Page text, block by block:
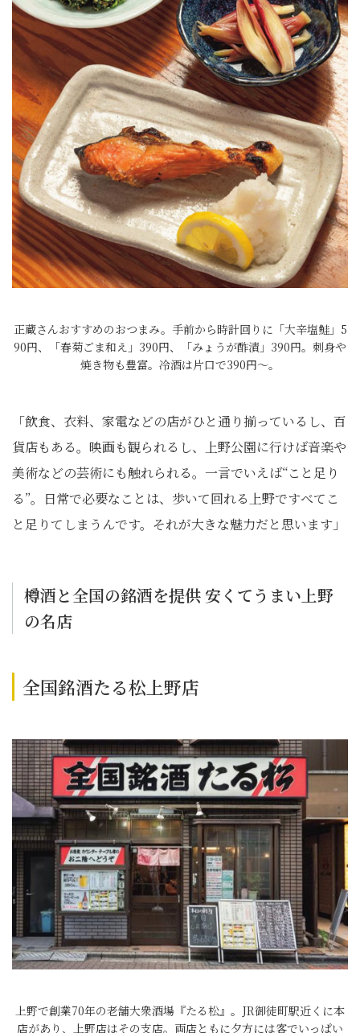
正蔵さんおすすめのおつまみ。手前から時計回りに「大辛塩鮭」5
90円、「春菊ごま和え」390円、「みょうが酢漬」390円。刺身や
焼き物も豊富。冷酒は片口で390円～。
「飲食、衣料、家電などの店がひと通り揃っているし、百
貨店もある。映画も観られるし、上野公園に行けば音楽や
美術などの芸術にも触れられる。一言でいえば“こと足り
る”。日常で必要なことは、歩いて回れる上野ですべてこ
と足りてしまうんです。それが大きな魅力だと思います」
樽酒と全国の銘酒を提供 安くてうまい上野
の名店
全国銘酒たる松上野店
上野で創業70年の老舗大衆酒場『たる松』。JR御徒町駅近くに本
店があり、上野店はその支店。両店ともに夕方には客でいっぱい